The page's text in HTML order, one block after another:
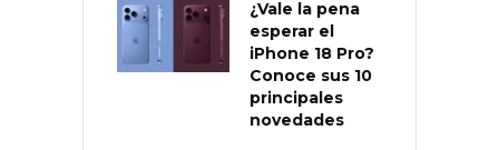
¿Vale la pena
esperar el
iPhone 18 Pro?
Conoce sus 10
principales
novedades